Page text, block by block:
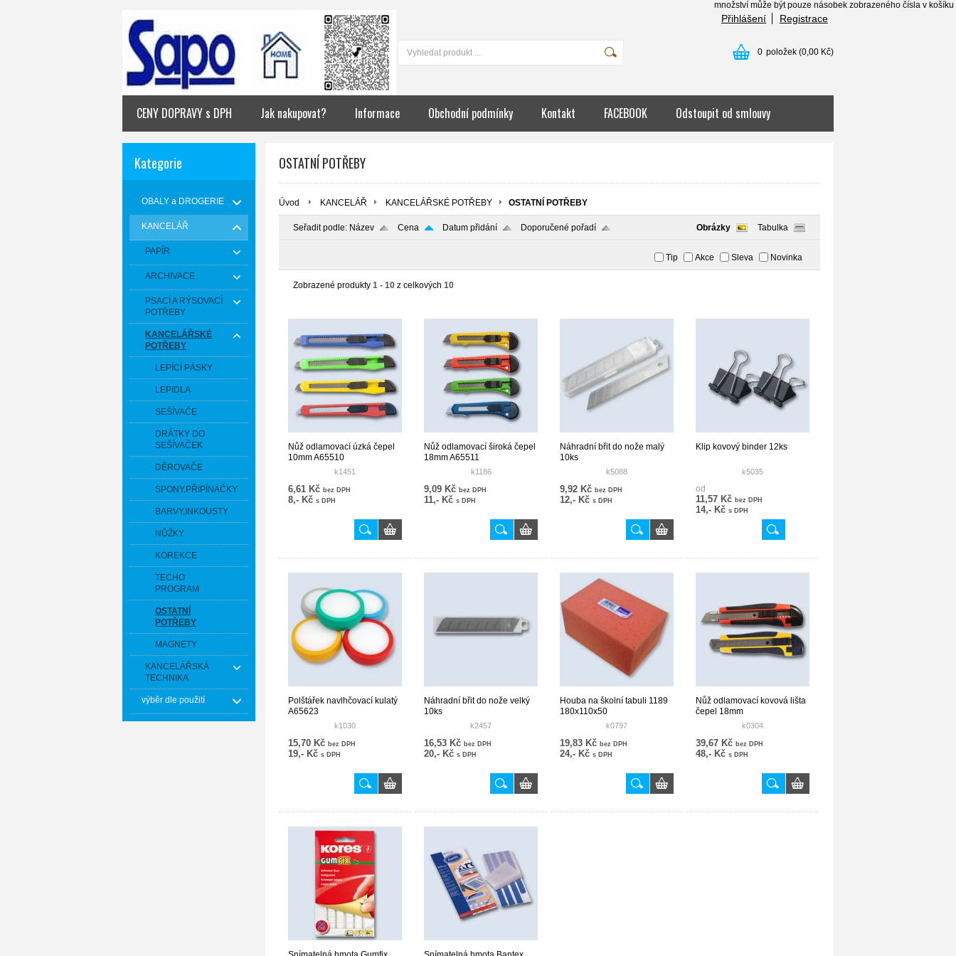
množství může být pouze násobek zobrazeného čísla v košíku . .
Přihlášení Registrace
0 položek (0,00 Kč)
CENY DOPRAVY s DPH Jak nakupovat? Informace Obchodní podmínky Kontakt FACEBOOK Odstoupit od smlouvy
Kategorie
OBALY a DROGERIE
KANCELÁŘ
PAPÍR
ARCHIVACE
PSACÍ A RÝSOVACÍ
POTŘEBY
KANCELÁŘSKÉ
POTŘEBY
LEPÍCÍ PÁSKY
LEPIDLA
SEŠÍVAČE
DRÁTKY DO
SEŠÍVAČEK
DĚROVAČE
SPONY,PŘIPÍNÁČKY
BARVY,INKOUSTY
NŮŽKY
KOREKCE
TECHO
PROGRAM
OSTATNÍ
POTŘEBY
MAGNETY
KANCELÁŘSKÁ
TECHNIKA
výběr dle použití
OSTATNÍ POTŘEBY
Úvod KANCELÁŘ KANCELÁŘSKÉ POTŘEBY OSTATNÍ POTŘEBY
Seřadit podle: Název Cena Datum přidání Doporučené pořadí Obrázky Tabulka
Tip Akce Sleva Novinka
Zobrazené produkty 1 - 10 z celkových 10
Nůž odlamovací úzká čepel
10mm A65510
k1451
6,61 Kč bez DPH
8,- Kč s DPH
Nůž odlamovací široká čepel
18mm A65511
k1186
9,09 Kč bez DPH
11,- Kč s DPH
Náhradní břit do nože malý
10ks
k5088
9,92 Kč bez DPH
12,- Kč s DPH
Klip kovový binder 12ks
k5035
od
11,57 Kč bez DPH
14,- Kč s DPH
Polštářek navlhčovací kulatý
A65623
k1030
15,70 Kč bez DPH
19,- Kč s DPH
Náhradní břit do nože velký
10ks
k2457
16,53 Kč bez DPH
20,- Kč s DPH
Houba na školní tabuli 1189
180x110x50
k0797
19,83 Kč bez DPH
24,- Kč s DPH
Nůž odlamovací kovová lišta
čepel 18mm
k0304
39,67 Kč bez DPH
48,- Kč s DPH